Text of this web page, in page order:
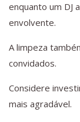
enquanto um DJ
envolvente.
A limpeza
convidados.
Considere
mais agradável.